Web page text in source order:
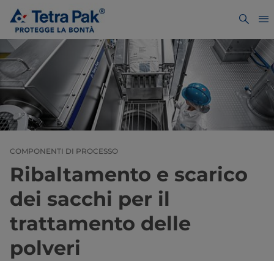
COMPONENTI DI PROCESSO
Ribaltamento e scarico
dei sacchi per il
trattamento delle
polveri